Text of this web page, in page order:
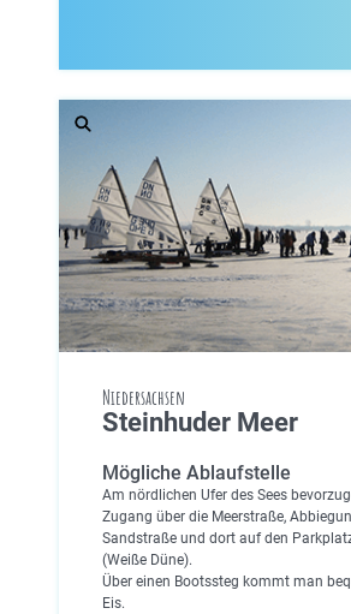
Niedersachsen
Steinhuder Meer
Mögliche Ablaufstelle
Am nördlichen Ufer des Sees
Zugang über die Meerstraße,
Sandstraße und dort auf den
(Weiße Düne).
Über einen Bootssteg kommt man
Eis.